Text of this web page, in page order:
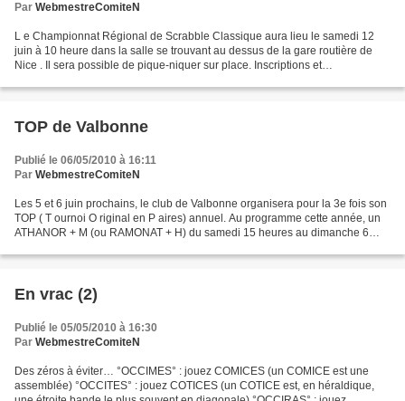
Par WebmestreComiteN
L e Championnat Régional de Scrabble Classique aura lieu le samedi 12
juin à 10 heure dans la salle se trouvant au dessus de la gare routière de
Nice . Il sera possible de pique-niquer sur place. Inscriptions et
TOP de Valbonne
Publié le 06/05/2010 à 16:11
Par WebmestreComiteN
Les 5 et 6 juin prochains, le club de Valbonne organisera pour la 3e fois son
TOP ( T ournoi O riginal en P aires) annuel. Au programme cette année, un
ATHANOR + M (ou RAMONAT + H) du samedi 15 heures au dimanche 6
En vrac (2)
Publié le 05/05/2010 à 16:30
Par WebmestreComiteN
Des zéros à éviter… °OCCIMES° : jouez COMICES (un COMICE est une
assemblée) °OCCITES° : jouez COTICES (un COTICE est, en héraldique,